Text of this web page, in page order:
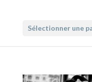
Sélectionner une